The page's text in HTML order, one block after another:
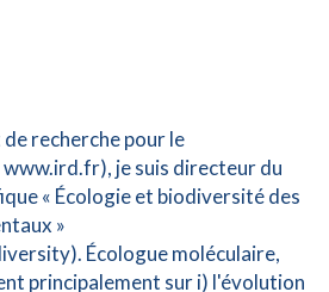
recherche pour le
je suis directeur du
« Écologie et biodiversité des
»
Écologue moléculaire,
principalement sur i) l'évolution